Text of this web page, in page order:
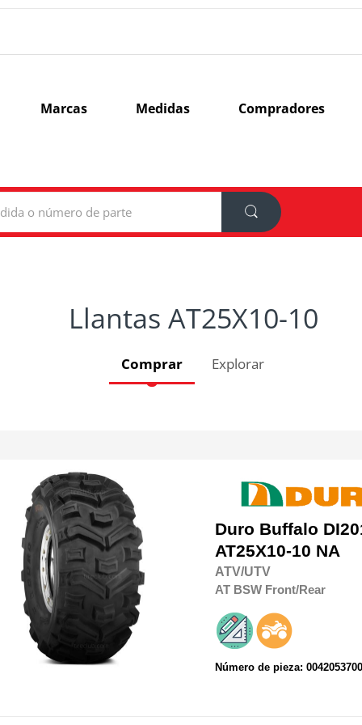
Marcas Medidas Compradores
Llantas AT25X10-10
Comprar Explorar
Duro Buffalo
AT25X10-10 NA
ATV/UTV
AT BSW Front/Rear
Número de pieza: